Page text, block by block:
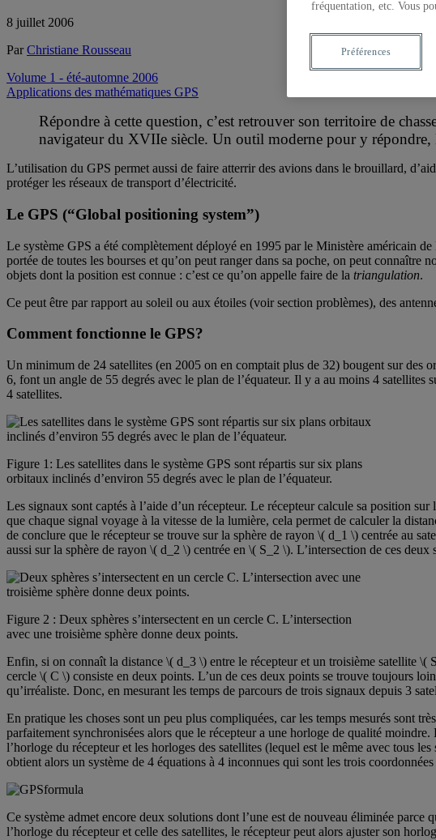
8 juillet 2006
ParChristiane Rousseau
Volume 1 - été-automne 2006
Applications des mathématiques GPS
Répondre à cette question, c’est retrouver son territoire de
navigateur du XVIIe siècle. Un outil moderne pour y répondre,
L’utilisation du GPS permet aussi de faire atterrir des avions dans le brouillard,
protéger les réseaux de transport d’électricité.
Le GPS (“Global positioning system”)
Le système GPS a été complètement déployé en 1995 par le Ministère américain
portée de toutes les bourses et qu’on peut ranger dans sa poche, on peut
objets dont la position est connue : c’est ce qu’on appelle faire de la triangulation.
Ce peut être par rapport au soleil ou aux étoiles (voir section problèmes), des
Comment fonctionne le GPS?
Un minimum de 24 satellites (en 2005 on en comptait plus de 32) bougent sur des
6, font un angle de 55 degrés avec le plan de l’équateur. Il y a au moins 4 satellites
4 satellites.
Figure 1: Les satellites dans le système GPS sont répartis sur six plans
orbitaux inclinés d’environ 55 degrés avec le plan de l’équateur.
Les signaux sont captés à l’aide d’un récepteur. Le récepteur calcule sa position
que chaque signal voyage à la vitesse de la lumière, cela permet de calculer la
de conclure que le récepteur se trouve sur la sphère de rayon \( d_1 \) centrée au
aussi sur la sphère de rayon \( d_2 \) centrée en \( S_2 \). L’intersection de ces deux
Figure 2 : Deux sphères s’intersectent en un cercle C. L’intersection
avec une troisième sphère donne deux points.
Enfin, si on connaît la distance \( d_3 \) entre le récepteur et un troisième satellite \(
cercle \( C \) consiste en deux points. L’un de ces deux points se trouve toujours
qu’irréaliste. Donc, en mesurant les temps de parcours de trois signaux depuis 3
En pratique les choses sont un peu plus compliquées, car les temps mesurés sont
parfaitement synchronisées alors que le récepteur a une horloge de qualité
l’horloge du récepteur et les horloges des satellites (lequel est le même avec tous
obtient alors un système de 4 équations à 4 inconnues qui sont les trois
Ce système admet encore deux solutions dont l’une est de nouveau éliminée
l’horloge du récepteur et celle des satellites, le récepteur peut alors ajuster son
fréquentation, etc. Vous
Préférences